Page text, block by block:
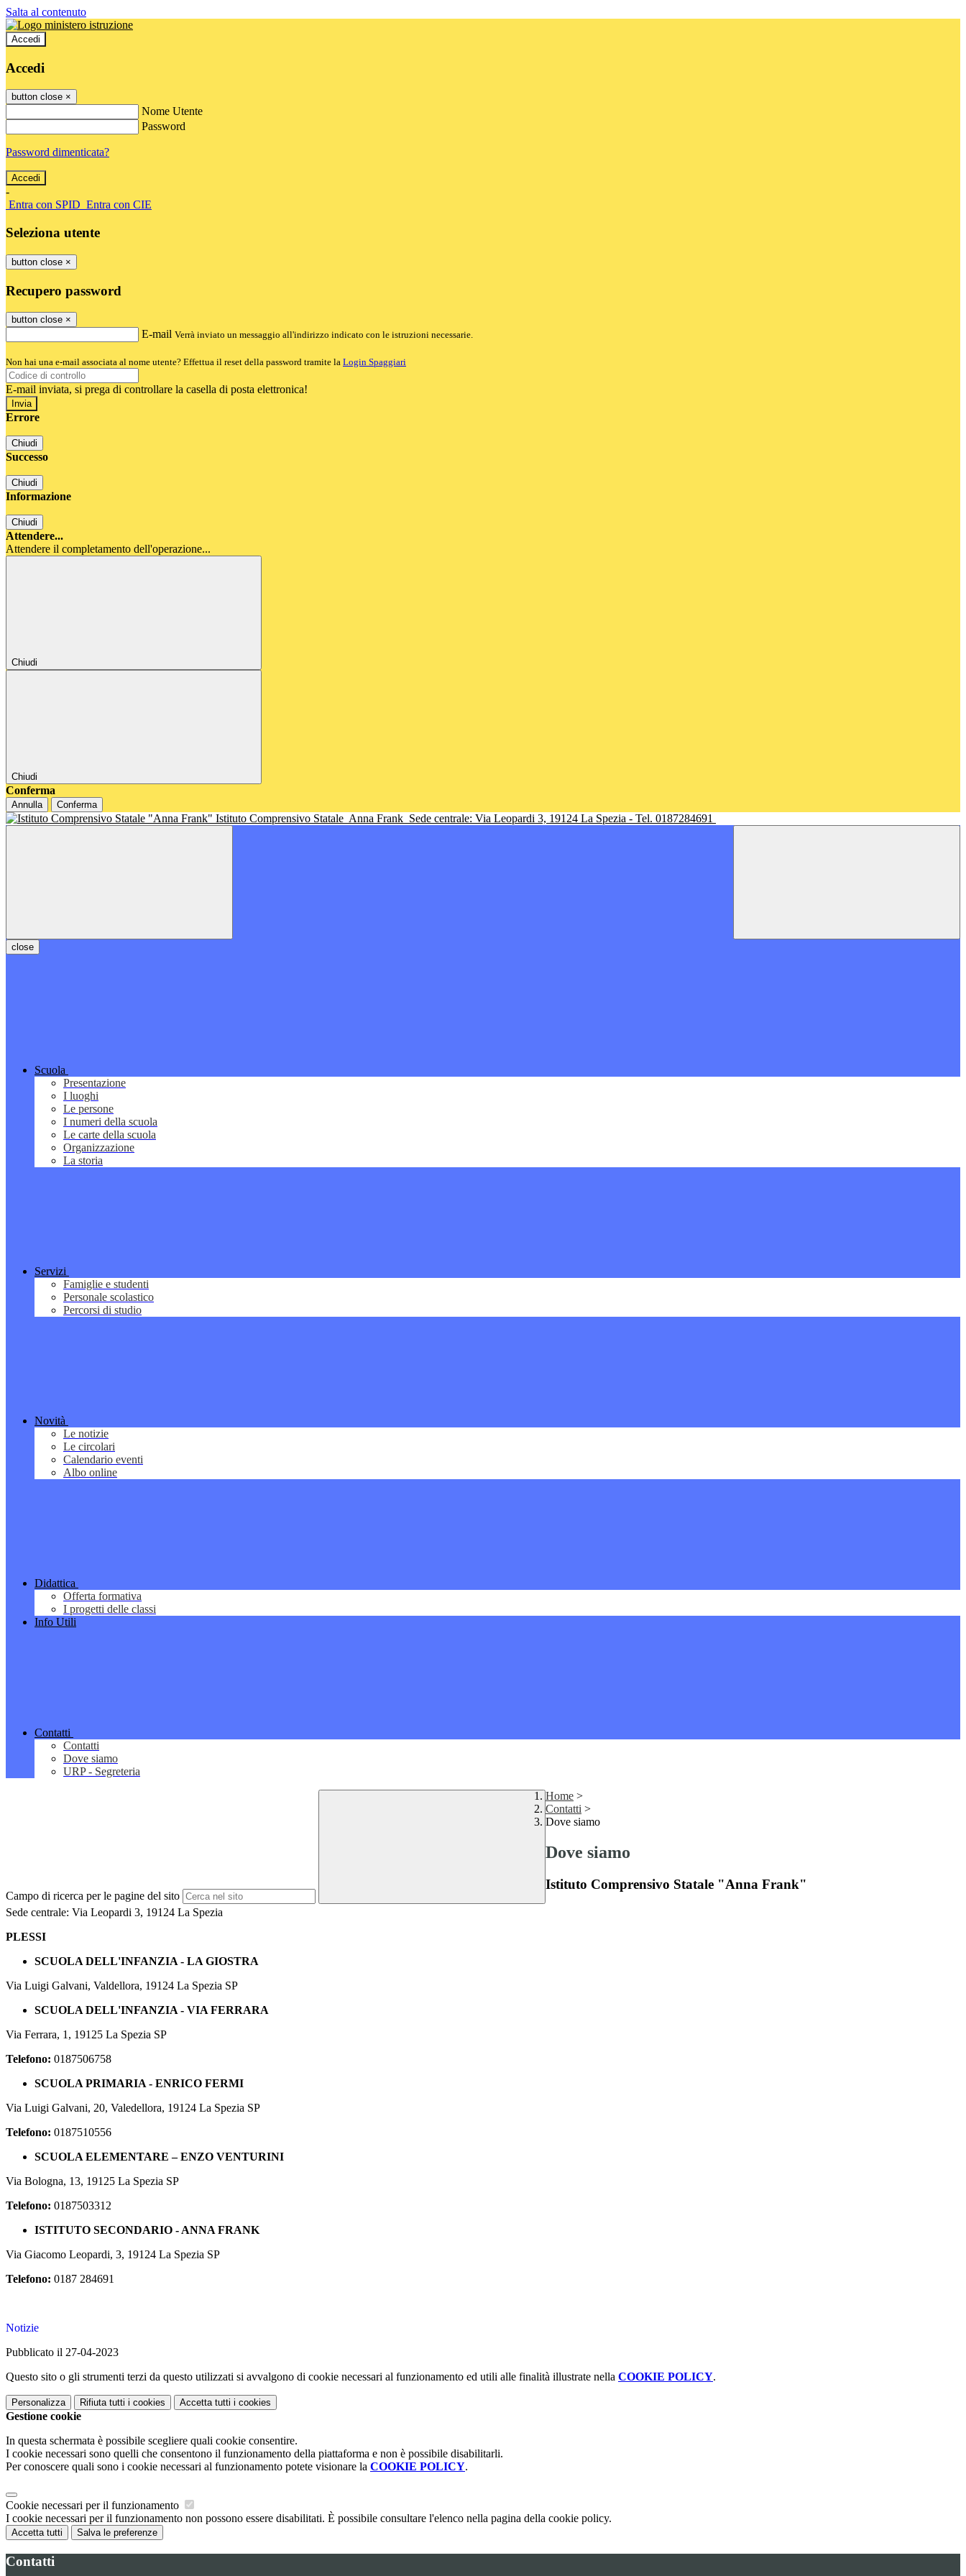
Salta al contenuto
Accedi
Accedi
button close ×
Nome Utente
Password
Password dimenticata?
-
Entra con SPID Entra con CIE
Seleziona utente
button close ×
Recupero password
button close ×
E-mail Verrà inviato un messaggio all'indirizzo indicato con le istruzioni necessarie.
Non hai una e-mail associata al nome utente? Effettua il reset della password tramite la Login Spaggiari
E-mail inviata, si prega di controllare la casella di posta elettronica!
Errore
Chiudi
Successo
Chiudi
Informazione
Chiudi
Attendere...
Attendere il completamento dell'operazione...
Chiudi
Chiudi
Conferma
Annulla Conferma
Istituto Comprensivo Statale Anna Frank Sede centrale: Via Leopardi 3, 19124 La Spezia - Tel. 0187284691
close
Scuola
Presentazione
I luoghi
Le persone
I numeri della scuola
Le carte della scuola
Organizzazione
La storia
Servizi
Famiglie e studenti
Personale scolastico
Percorsi di studio
Novità
Le notizie
Le circolari
Calendario eventi
Albo online
Didattica
Offerta formativa
I progetti delle classi
Info Utili
Contatti
Contatti
Dove siamo
URP - Segreteria
Campo di ricerca per le pagine del sito
Home >
Contatti >
Dove siamo
Dove siamo
Istituto Comprensivo Statale "Anna Frank"
Sede centrale: Via Leopardi 3, 19124 La Spezia
PLESSI
SCUOLA DELL'INFANZIA - LA GIOSTRA
Via Luigi Galvani, Valdellora, 19124 La Spezia SP
SCUOLA DELL'INFANZIA - VIA FERRARA
Via Ferrara, 1, 19125 La Spezia SP
Telefono: 0187506758
SCUOLA PRIMARIA - ENRICO FERMI
Via Luigi Galvani, 20, Valedellora, 19124 La Spezia SP
Telefono: 0187510556
SCUOLA ELEMENTARE – ENZO VENTURINI
Via Bologna, 13, 19125 La Spezia SP
Telefono: 0187503312
ISTITUTO SECONDARIO - ANNA FRANK
Via Giacomo Leopardi, 3, 19124 La Spezia SP
Telefono: 0187 284691
Notizie
Pubblicato il 27-04-2023
Questo sito o gli strumenti terzi da questo utilizzati si avvalgono di cookie necessari al funzionamento ed utili alle finalità illustrate nella COOKIE POLICY.
Personalizza Rifiuta tutti i cookies Accetta tutti i cookies
Gestione cookie
In questa schermata è possibile scegliere quali cookie consentire.
I cookie necessari sono quelli che consentono il funzionamento della piattaforma e non è possibile disabilitarli.
Per conoscere quali sono i cookie necessari al funzionamento potete visionare la COOKIE POLICY.
Cookie necessari per il funzionamento
I cookie necessari per il funzionamento non possono essere disabilitati. È possibile consultare l'elenco nella pagina della cookie policy.
Accetta tutti Salva le preferenze
Contatti